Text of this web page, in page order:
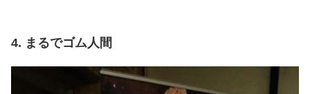
4. まるでゴム人間